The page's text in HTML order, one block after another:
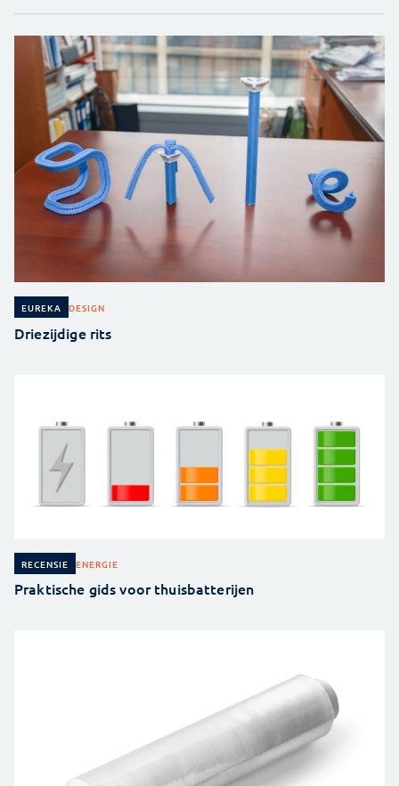
EUREKA DESIGN
Driezijdige rits
RECENSIE ENERGIE
Praktische gids voor thuisbatterijen